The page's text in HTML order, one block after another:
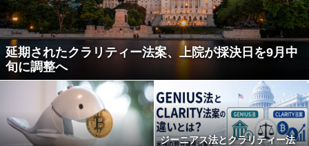
延期されたクラリティー法案、上院が採決日を9月中
旬に調整へ
ジーニアス法とクラリティー法